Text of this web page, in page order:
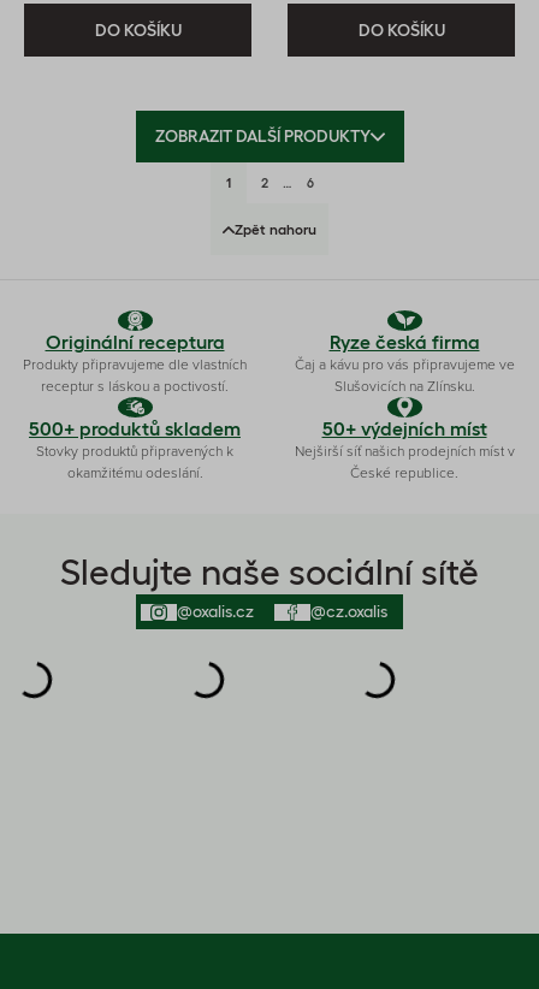
DO KOŠÍKU DO KOŠÍKU
Zpět nahoru
ZOBRAZIT DALŠÍ PRODUKTY
1 2 … 6
Originální receptura
Produkty připravujeme dle vlastních
receptur s láskou a poctivostí.
Ryze česká firma
Čaj a kávu pro vás připravujeme ve
Slušovicích na Zlínsku.
500+ produktů skladem
Stovky produktů připravených k
okamžitému odeslání.
50+ výdejních míst
Nejširší síť našich prodejních míst v
České republice.
Sledujte naše sociální sítě
@oxalis.cz @cz.oxalis